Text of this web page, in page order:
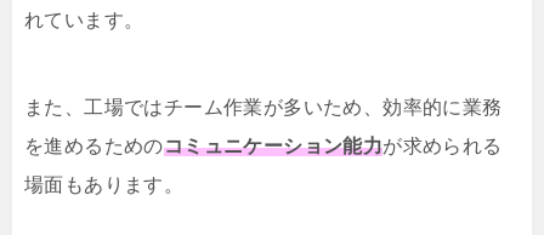
れています。
また、工場ではチーム作業が多いため、効率的に業務
を進めるためのコミュニケーション能力が求められる
場面もあります。